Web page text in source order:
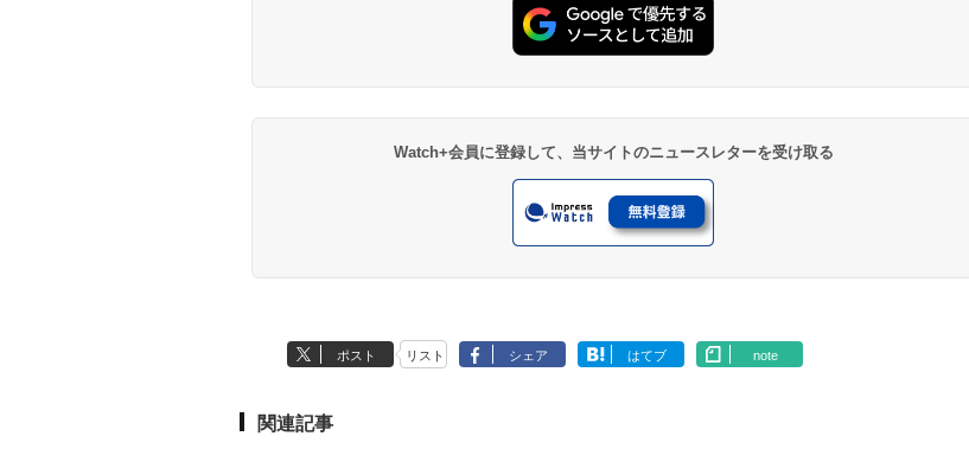
Watch+会員に登録して、当サイトのニュースレターを受け取る
ポスト リスト シェア はてブ note
関連記事